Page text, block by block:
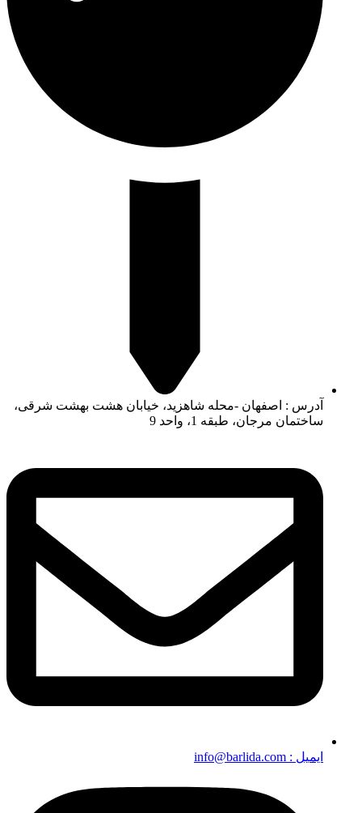
آدرس : اصفهان -محله شاهزید، خیابان هشت بهشت شرقی،
ساختمان مرجان، طبقه 1، واحد 9
ایمیل : info@barlida.com